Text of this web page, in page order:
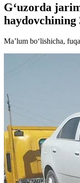
G‘uzorda
haydovchining
Maʼlum bo‘lishicha,